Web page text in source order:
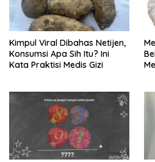
Kimpul Viral Dibahas Netijen,
Konsumsi Apa Sih Itu? Ini
Kata Praktisi Medis Gizi